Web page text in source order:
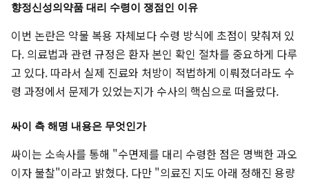
향정신성의약품 대리 수령이 쟁점인 이유
이번 논란은 약물 복용 자체보다 수령 방식에 초점이 맞춰져 있
다. 의료법과 관련 규정은 환자 본인 확인 절차를 중요하게 다루
고 있다. 따라서 실제 진료와 처방이 적법하게 이뤄졌더라도 수
령 과정에서 문제가 있었는지가 수사의 핵심으로 떠올랐다.
싸이 측 해명 내용은 무엇인가
싸이는 소속사를 통해 "수면제를 대리 수령한 점은 명백한 과오
이자 불찰"이라고 밝혔다. 다만 "의료진 지도 아래 정해진 용량